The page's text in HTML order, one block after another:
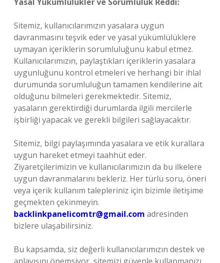
Sitemiz, kullanıcılarımızın yasalara uygun
davranmasını teşvik eder ve yasal yükümlülüklere
uymayan içeriklerin sorumluluğunu kabul etmez.
Kullanıcılarımızın, paylaştıkları içeriklerin yasalara
uygunluğunu kontrol etmeleri ve herhangi bir ihlal
durumunda sorumluluğun tamamen kendilerine ait
olduğunu bilmeleri gerekmektedir. Sitemiz,
yasaların gerektirdiği durumlarda ilgili mercilerle
işbirliği yapacak ve gerekli bilgileri sağlayacaktır.
Sitemiz, bilgi paylaşımında yasalara ve etik kurallara
uygun hareket etmeyi taahhüt eder.
Ziyaretçilerimizin ve kullanıcılarımızın da bu ilkelere
uygun davranmalarını bekleriz. Her türlü soru, öneri
veya içerik kullanım talepleriniz için bizimle iletişime
geçmekten çekinmeyin.
backlinkpanelicomtr@gmail.com adresinden
bizlere ulaşabilirsiniz.
Bu kapsamda, siz değerli kullanıcılarımızın destek ve